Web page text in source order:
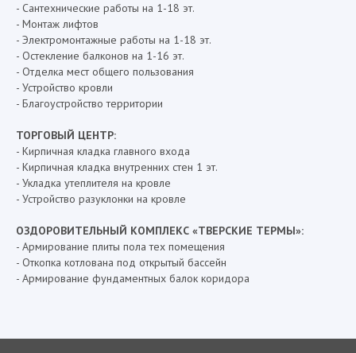
- Сантехнические работы на 1-18 эт.
- Монтаж лифтов
- Электромонтажные работы на 1-18 эт.
- Остекление балконов на 1-16 эт.
- Отделка мест общего пользования
- Устройство кровли
- Благоустройство территории
ТОРГОВЫЙ ЦЕНТР:
- Кирпичная кладка главного входа
- Кирпичная кладка внутренних стен 1 эт.
- Укладка утеплителя на кровле
- Устройство разуклонки на кровле
ОЗДОРОВИТЕЛЬНЫЙ КОМПЛЕКС «ТВЕРСКИЕ ТЕРМЫ»:
- Армирование плиты пола тех помещения
- Откопка котлована под открытый бассейн
- Армирование фундаментных балок коридора